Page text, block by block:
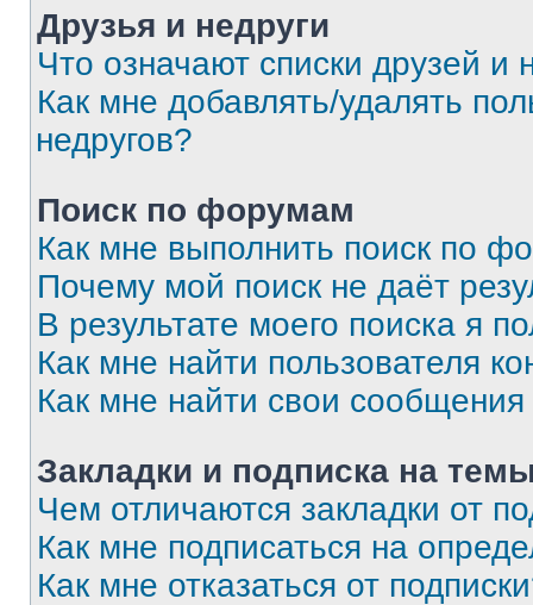
Друзья и недруги
Что означают списки друзей и
Как мне добавлять/удалять
недругов?
Поиск по форумам
Как мне выполнить поиск по
Почему мой поиск не даёт
В результате моего поиска я
Как мне найти пользователя
Как мне найти свои
Закладки и подписка на
Чем отличаются закладки от
Как мне подписаться на
Как мне отказаться от